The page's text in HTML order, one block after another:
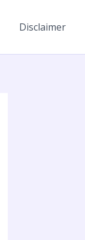
Disclaimer